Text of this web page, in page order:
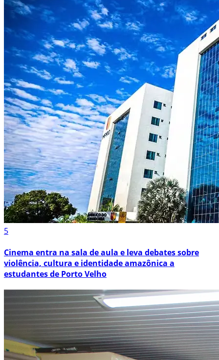
5
Cinema entra na sala de aula e leva debates sobre
violência, cultura e identidade amazônica a
estudantes de Porto Velho